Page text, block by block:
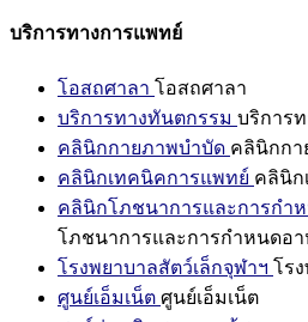
บริการทางการแพทย์
โอสถศาลา โอสถศาลา
บริการทางทันตกรรม บริการ
คลินิกกายภาพบำบัด คลินิกกา
คลินิกเทคนิคการแพทย์ คลินิก
คลินิกโภชนาการและการกำ
โภชนาการและการกำหนดอา
โรงพยาบาลสัตว์เล็กจุฬาฯ โร
ศูนย์เอ็มเน็ต ศูนย์เอ็มเน็ต